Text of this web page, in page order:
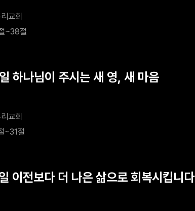
교회
~38절
나님이 주시는 새 영, 새 마음
교회
~31절
전보다 더 나은 삶으로 회복시킵니다